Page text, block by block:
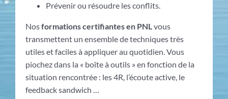
Prévenir ou résoudre les conflits.
Nosformations certifiantes en PNL vous
transmettent un ensemble de techniques très
utiles et faciles à appliquer au quotidien. Vous
piochez dans la « boîte à outils » en fonction de la
situation rencontrée : les 4R, l’écoute active, le
feedback sandwich …